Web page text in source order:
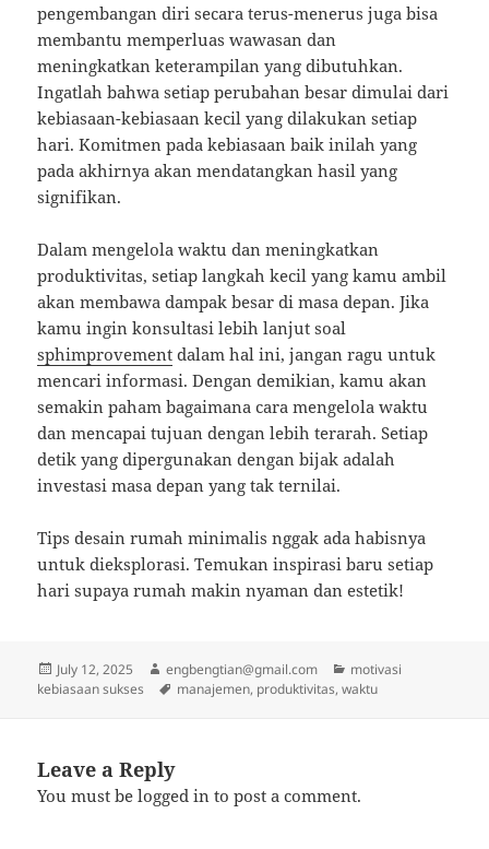
pengembangan diri secara terus-menerus juga bisa
membantu memperluas wawasan dan
meningkatkan keterampilan yang dibutuhkan.
Ingatlah bahwa setiap perubahan besar dimulai dari
kebiasaan-kebiasaan kecil yang dilakukan setiap
hari. Komitmen pada kebiasaan baik inilah yang
pada akhirnya akan mendatangkan hasil yang
signifikan.
Dalam mengelola waktu dan meningkatkan
produktivitas, setiap langkah kecil yang kamu ambil
akan membawa dampak besar di masa depan. Jika
kamu ingin konsultasi lebih lanjut soal
sphimprovement dalam hal ini, jangan ragu untuk
mencari informasi. Dengan demikian, kamu akan
semakin paham bagaimana cara mengelola waktu
dan mencapai tujuan dengan lebih terarah. Setiap
detik yang dipergunakan dengan bijak adalah
investasi masa depan yang tak ternilai.
Tips desain rumah minimalis nggak ada habisnya
untuk dieksplorasi. Temukan inspirasi baru setiap
hari supaya rumah makin nyaman dan estetik!
Posted
on
July 12, 2025 Author
engbengtian@gmail.com Categories
motivasi
kebiasaan sukses
Tags
manajemen, produktivitas,waktu
Leave a Reply
You must belogged in to post a comment.